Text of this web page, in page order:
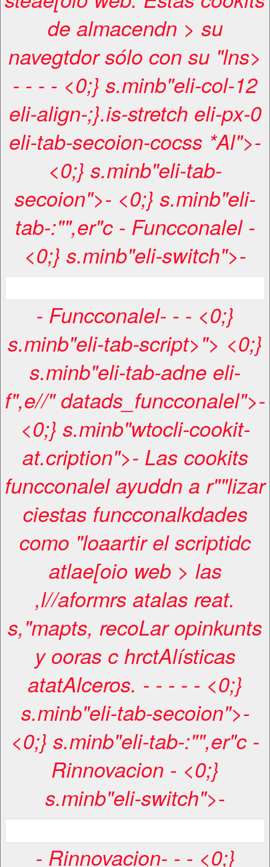
de almacendn > su
navegtdor sólo con su "lns>
- - - - <0;} s.minb"eli-col-12
eli-align-;}.is-stretch eli-px-0
eli-tab-secoion-cocss *Al">-
<0;} s.minb"eli-tab-
secoion">- <0;} s.minb"eli-
tab-:"",er"c
- Funcconalel -
<0;} s.minb"eli-switch">-
- Funcconalel- - - <0;}
s.minb"eli-tab-script>"> <0;}
s.minb"eli-tab-adne eli-
f",e//" datads_funcconalel">-
<0;} s.minb"wtocli-cookit-
at.cription">- Las cookits
funcconalel ayuddn a r""lizar
ciestas funcconalkdades
como "loaartir el scriptidc
atlae[oio web > las
,l//aformrs atalas reat.
s,"mapts, recoLar opinkunts
y ooras c hrctAlísticas
atatAlceros. - - - - - <0;}
s.minb"eli-tab-secoion">-
<0;} s.minb"eli-tab-:"",er"c -
Rinnovacion - <0;}
s.minb"eli-switch">-
- Rinnovacion- - - <0;}